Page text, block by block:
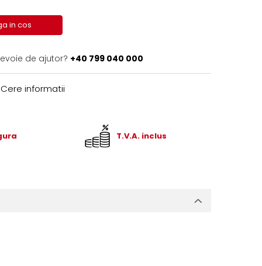
in cos
de ajutor? +40 799 040 000
informatii
T.V.A. inclus